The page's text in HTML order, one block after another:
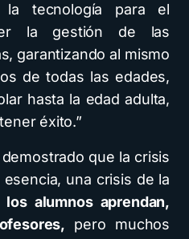
la tecnología para el
la gestión de las
garantizando al mismo
de todas las edades,
hasta la edad adulta,
éxito.”
que la crisis
una crisis de la
los alumnos aprendan,
pero muchos